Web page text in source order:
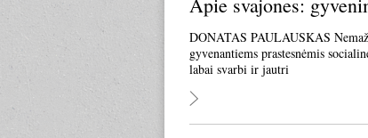
DONATAS PAULAUSKAS
gyvenantiems prastesnėmis
labai svarbi ir jautri